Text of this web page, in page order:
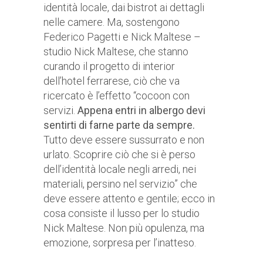
identità locale, dai bistrot ai dettagli
nelle camere. Ma, sostengono
Federico Pagetti e Nick Maltese –
studio Nick Maltese, che stanno
curando il progetto di interior
dell’hotel ferrarese, ciò che va
ricercato è l’effetto “cocoon con
servizi. Appena entri in albergo devi
sentirti di farne parte da sempre.
Tutto deve essere sussurrato e non
urlato. Scoprire ciò che si è perso
dell’identità locale negli arredi, nei
materiali, persino nel servizio” che
deve essere attento e gentile; ecco in
cosa consiste il lusso per lo studio
Nick Maltese. Non più opulenza, ma
emozione, sorpresa per l’inatteso.